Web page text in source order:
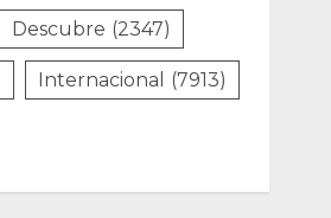
Descubre (2347)
Internacional (7913)